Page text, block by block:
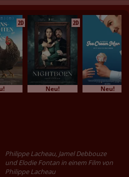
2D 2D
Neu! Neu!
Philippe Lacheau, Jamel Debbouze
und Elodie Fontan in einem Film von
Philippe Lacheau